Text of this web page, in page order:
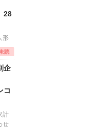
28
形
企
コ
計
せ